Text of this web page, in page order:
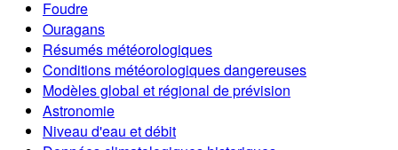
Foudre
Ouragans
Résumés météorologiques
Conditions météorologiques dangereuses
Modèles global et régional de prévision
Astronomie
Niveau d'eau et débit